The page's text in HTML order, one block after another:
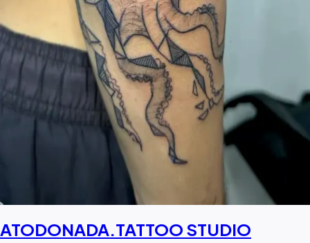
ATODONADA.TATTOO STUDIO